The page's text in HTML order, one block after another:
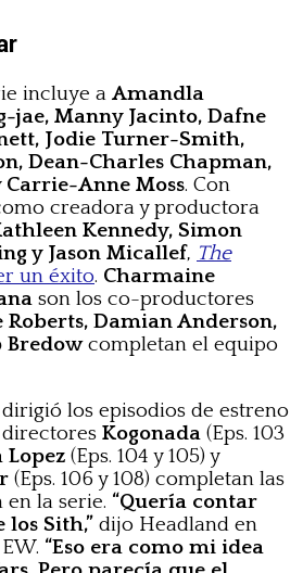
incluye a Amandla
jae, Manny Jacinto, Dafne
Jodie Turner-Smith,
Dean-Charles Chapman,
Carrie-Anne Moss. Con
creadora y productora
Kennedy, Simon
y Jason Micallef, The
un éxito. Charmaine
son los co-productores
Roberts, Damian Anderson,
Bredowcompletan el equipo
los episodios de estreno
directores Kogonada (Eps. 103
Lopez (Eps. 104 y 105) y
(Eps. 106 y 108) completan las
la serie. “Quería contar
Sith,” dijo Headland en
“Eso era como mi idea